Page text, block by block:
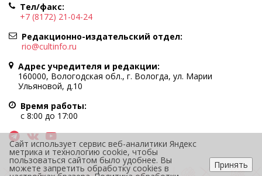
Учредитель КУ ВО «Информационно-аналитический центр
культуры»
Адрес учредителя и редакции: 160000, Вологодская обл., г.
Вологда, ул. Марии Ульяновой, д.10
Главный редактор — Легчанова Елена Григорьевна
Политика в отношении обработки персональных данных
При полном или частичном использовании информации
портала гиперссылка на cultinfo.ru обязательна.
Редакция не несет ответственности за достоверность
информации, содержащейся в рекламных объявлениях.
12+
Тел/факс:
+7 (8172) 21-04-24
Редакционно-издательский отдел:
rio@cultinfo.ru
Адрес учредителя и редакции:
160000, Вологодская обл., г. Вологда, ул. Марии
Ульяновой, д.10
Время работы:
с 8:00 до 17:00
Сайт использует сервис веб-аналитики Яндекс
метрика и технологию cookie, чтобы
пользоваться сайтом было удобнее. Вы
можете запретить обработку cookies в Принять